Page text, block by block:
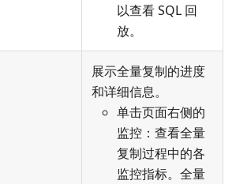
以查看 SQL 回
放。
展示全量复制的进度
和详细信息。
单击页面右侧的
监控：查看全量
复制过程中的各
监控指标。全量